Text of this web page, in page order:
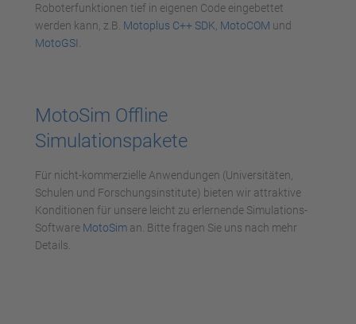
Roboterfunktionen tief in eigenen Code eingebettet
werden kann, z.B. Motoplus C++ SDK MotoCOM und
MotoGSI
MotoSim Offline
Simulationspakete
Für nicht-kommerzielle Anwendungen (Universitäten,
Schulen und Forschungsinstitute) bieten wir attraktive
Konditionen für unsere leicht zu erlernende Simulations-
Software MotoSim an. Bitte fragen Sie uns nach mehr
Details.